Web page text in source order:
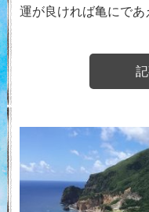
運が良ければ亀にであ